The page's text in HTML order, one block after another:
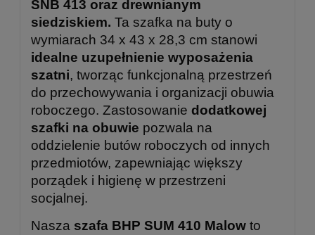
SNB 413 oraz drewnianym
siedziskiem. Ta szafka na buty o
wymiarach 34 x 43 x 28,3 cm stanowi
idealne uzupełnienie wyposażenia
szatni, tworząc funkcjonalną przestrzeń
do przechowywania i organizacji obuwia
roboczego. Zastosowanie dodatkowej
szafki na obuwie pozwala na
oddzielenie butów roboczych od innych
przedmiotów, zapewniając większy
porządek i higienę w przestrzeni
socjalnej.
Nasza szafa BHP SUM 410 Malow to